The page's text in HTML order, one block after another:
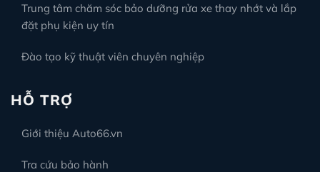
Trung tâm chăm sóc bảo dưỡng rửa xe thay nhớt và lắp
đặt phụ kiện uy tín
Đào tạo kỹ thuật viên chuyên nghiệp
HỖ TRỢ
Giới thiệu Auto66.vn
Tra cứu bảo hành